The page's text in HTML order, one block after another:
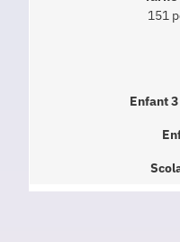
151